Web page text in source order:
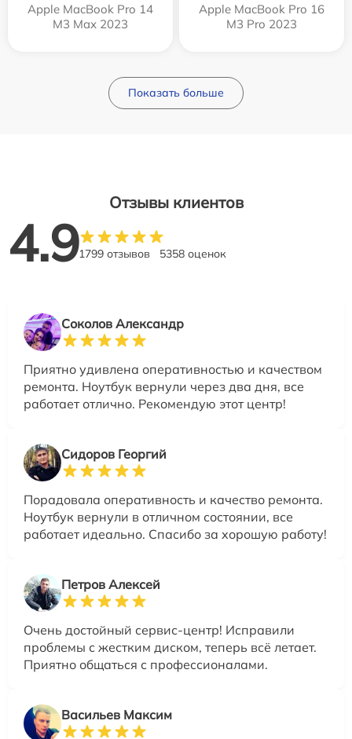
Apple MacBook Pro 14
M3 Max 2023
Apple MacBook Pro 16
M3 Pro 2023
Показать больше
Отзывы клиентов
4.91799 отзывов 5358 оценок
Соколов Александр
Приятно удивлена оперативностью и качеством
ремонта. Ноутбук вернули через два дня, все
работает отлично. Рекомендую этот центр!
Сидоров Георгий
Порадовала оперативность и качество ремонта.
Ноутбук вернули в отличном состоянии, все
работает идеально. Спасибо за хорошую работу!
Петров Алексей
Очень достойный сервис-центр! Исправили
проблемы с жестким диском, теперь всё летает.
Приятно общаться с профессионалами.
Васильев Максим